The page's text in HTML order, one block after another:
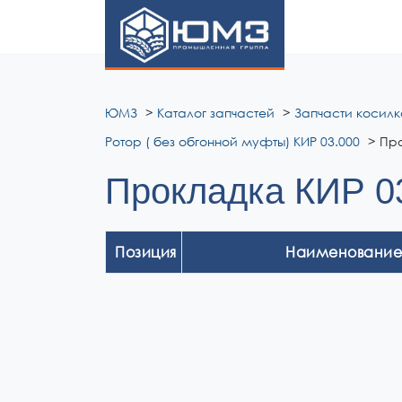
ЮМЗ Каталог запчастей Запчасти
Ротор ( без обгонной муфты) КИР 03.000
Прокладка КИР
Позиция Наименование